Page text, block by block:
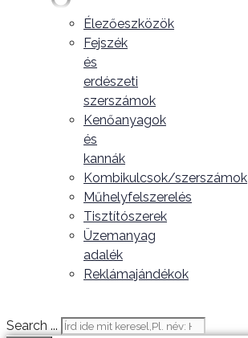
Élezőeszközök
Fejszék
és
erdészeti
szerszámok
Kenőanyagok
és
kannák
Kombikulcsok/szerszámok
Műhelyfelszerelés
Tisztítószerek
Üzemanyag
adalék
Reklámajándékok
Search ...